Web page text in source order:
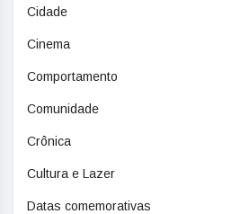
Cidade
Cinema
Comportamento
Comunidade
Crônica
Cultura e Lazer
Datas comemorativas